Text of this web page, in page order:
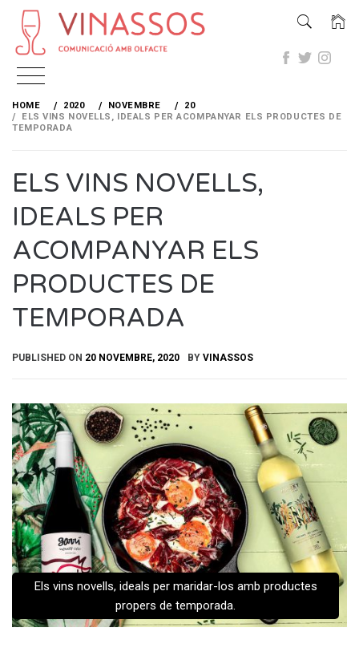
Skip
content
HOME 2020 NOVEMBRE
20
ELS VINS NOVELLS, IDEALS PER ACOMPANYAR ELS PRODUCTES DE
TEMPORADA
ELS VINS NOVELLS,
IDEALS PER
ACOMPANYAR ELS
PRODUCTES DE
TEMPORADA
PUBLISHED ON 20 NOVEMBRE, 2020 BY VINASSOS
Els vins novells, ideals per maridar-los amb productes
propers de temporada.